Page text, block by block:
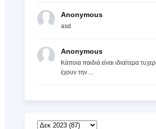
Anonymous
asd
Anonymous
Κάποια παιδιά είναι ιδιαίτερα
έχουν την ...